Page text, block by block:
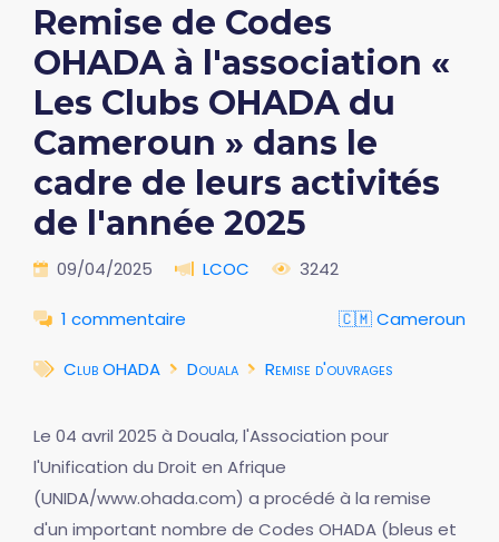
Remise de Codes
OHADA à l'association «
Les Clubs OHADA du
Cameroun » dans le
cadre de leurs activités
de l'année 2025
09/04/2025 LCOC 3242
1 commentaire 🇨🇲 Cameroun
Club OHADA Douala Remise d'ouvrages
Le 04 avril 2025 à Douala, l'Association pour
l'Unification du Droit en Afrique
(UNIDA/www.ohada.com) a procédé à la remise
d'un important nombre de Codes OHADA (bleus et